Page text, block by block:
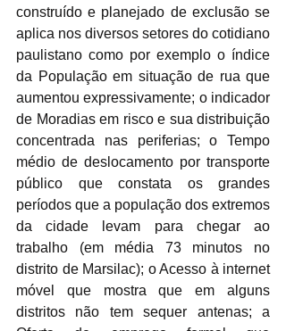
construído e planejado de exclusão se
aplica nos diversos setores do cotidiano
paulistano como por exemplo o índice
da População em situação de rua que
aumentou expressivamente; o indicador
de Moradias em risco e sua distribuição
concentrada nas periferias; o Tempo
médio de deslocamento por transporte
público que constata os grandes
períodos que a população dos extremos
da cidade levam para chegar ao
trabalho (em média 73 minutos no
distrito de Marsilac); o Acesso à internet
móvel que mostra que em alguns
distritos não tem sequer antenas; a